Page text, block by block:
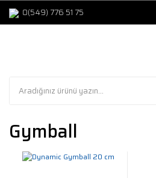
0(549) 776 51 75
Gymball